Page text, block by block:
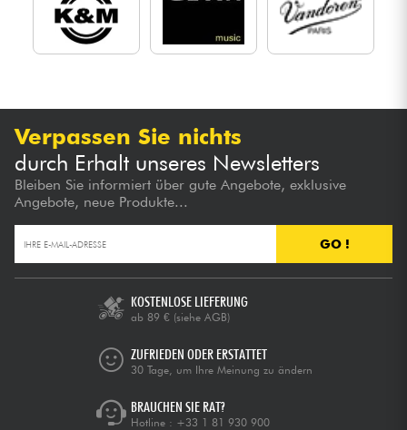
Verpassen Sie nichts
durch Erhalt unseres Newsletters
Bleiben Sie informiert über gute Angebote, exklusive
Angebote, neue Produkte...
GO !
KOSTENLOSE LIEFERUNG
ab 89 € (siehe AGB)
ZUFRIEDEN ODER ERSTATTET
30 Tage, um Ihre Meinung zu ändern
BRAUCHEN SIE RAT?
Hotline : +33 1 81 930 900